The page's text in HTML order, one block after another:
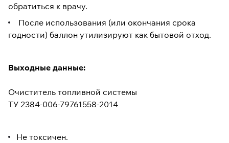
обратиться к врачу.
После использования (или окончания срока
годности) баллон утилизируют как бытовой отход.
Выходные данные:
Очиститель топливной системы
ТУ 2384-006-79761558-2014
Не токсичен.